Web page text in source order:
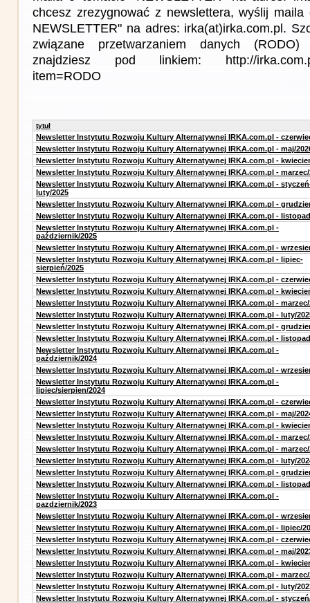
chcesz zrezygnować z newslettera, wyślij
NEWSLETTER" na adres: irka(at)irka.com.pl.
związane przetwarzaniem danych (RODO)
znajdziesz pod linkiem: http://irka.com.pl/
item=RODO
tytuł
Newsletter Instytutu Rozwoju Kultury Alternatywnej IRKA.com.pl -
Newsletter Instytutu Rozwoju Kultury Alternatywnej IRKA.com.pl - maj/
Newsletter Instytutu Rozwoju Kultury Alternatywnej IRKA.com.pl -
Newsletter Instytutu Rozwoju Kultury Alternatywnej IRKA.com.pl - marzec/
Newsletter Instytutu Rozwoju Kultury Alternatywnej IRKA.com.pl -
luty/2025
Newsletter Instytutu Rozwoju Kultury Alternatywnej IRKA.com.pl -
Newsletter Instytutu Rozwoju Kultury Alternatywnej IRKA.com.pl -
Newsletter Instytutu Rozwoju Kultury Alternatywnej IRKA.com.pl -
październik/2025
Newsletter Instytutu Rozwoju Kultury Alternatywnej IRKA.com.pl -
Newsletter Instytutu Rozwoju Kultury Alternatywnej IRKA.com.pl - lipiec-
sierpień/2025
Newsletter Instytutu Rozwoju Kultury Alternatywnej IRKA.com.pl -
Newsletter Instytutu Rozwoju Kultury Alternatywnej IRKA.com.pl -
Newsletter Instytutu Rozwoju Kultury Alternatywnej IRKA.com.pl - marzec/
Newsletter Instytutu Rozwoju Kultury Alternatywnej IRKA.com.pl - luty/
Newsletter Instytutu Rozwoju Kultury Alternatywnej IRKA.com.pl -
Newsletter Instytutu Rozwoju Kultury Alternatywnej IRKA.com.pl -
Newsletter Instytutu Rozwoju Kultury Alternatywnej IRKA.com.pl -
październik/2024
Newsletter Instytutu Rozwoju Kultury Alternatywnej IRKA.com.pl -
Newsletter Instytutu Rozwoju Kultury Alternatywnej IRKA.com.pl -
lipiec/sierpien/2024
Newsletter Instytutu Rozwoju Kultury Alternatywnej IRKA.com.pl -
Newsletter Instytutu Rozwoju Kultury Alternatywnej IRKA.com.pl - maj/
Newsletter Instytutu Rozwoju Kultury Alternatywnej IRKA.com.pl -
Newsletter Instytutu Rozwoju Kultury Alternatywnej IRKA.com.pl - marzec/
Newsletter Instytutu Rozwoju Kultury Alternatywnej IRKA.com.pl - marzec/
Newsletter Instytutu Rozwoju Kultury Alternatywnej IRKA.com.pl - luty/
Newsletter Instytutu Rozwoju Kultury Alternatywnej IRKA.com.pl -
Newsletter Instytutu Rozwoju Kultury Alternatywnej IRKA.com.pl -
Newsletter Instytutu Rozwoju Kultury Alternatywnej IRKA.com.pl -
pazdziernik/2023
Newsletter Instytutu Rozwoju Kultury Alternatywnej IRKA.com.pl -
Newsletter Instytutu Rozwoju Kultury Alternatywnej IRKA.com.pl - lipiec/
Newsletter Instytutu Rozwoju Kultury Alternatywnej IRKA.com.pl -
Newsletter Instytutu Rozwoju Kultury Alternatywnej IRKA.com.pl - maj/
Newsletter Instytutu Rozwoju Kultury Alternatywnej IRKA.com.pl -
Newsletter Instytutu Rozwoju Kultury Alternatywnej IRKA.com.pl - marzec/
Newsletter Instytutu Rozwoju Kultury Alternatywnej IRKA.com.pl - luty/
Newsletter Instytutu Rozwoju Kultury Alternatywnej IRKA.com.pl -